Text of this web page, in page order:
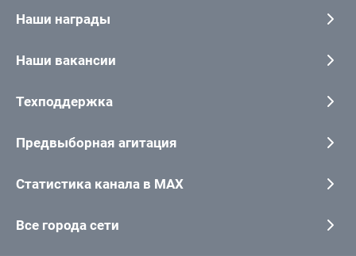
Наши награды
Наши вакансии
Техподдержка
Предвыборная агитация
Статистика канала в MAX
Все города сети